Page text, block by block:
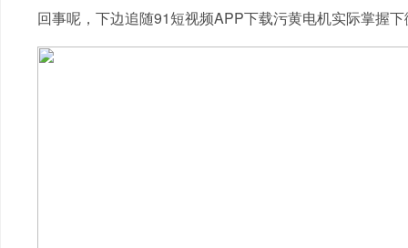
回事呢，下边追随91短视频APP下载污黄电机实际掌握